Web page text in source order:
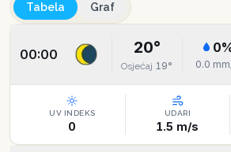
Tabela
Graf
00:00 20°
Osjećaj 19°
0
0.0
UV INDEKS
0
UDARI
1.5 m/s